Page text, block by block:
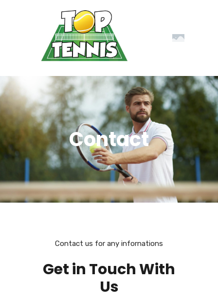
Contact
Contact us for any infornations
Get in Touch With
Us